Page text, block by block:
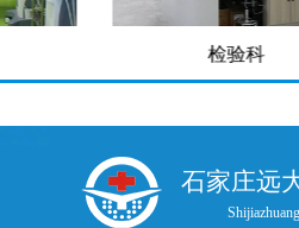
检验科
石家庄远